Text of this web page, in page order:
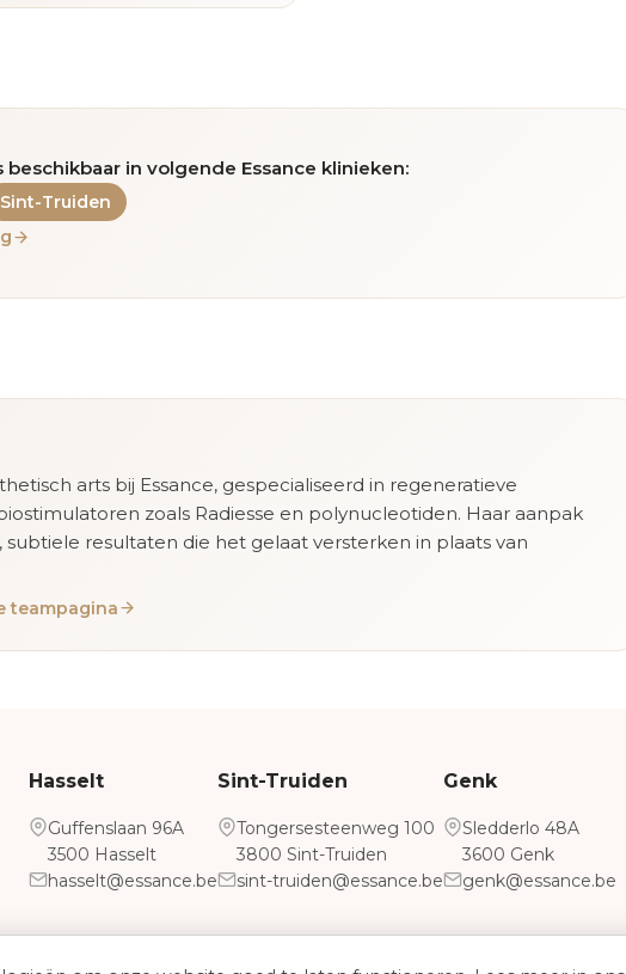
in volgende Essance klinieken:
Sint-Truiden
arts bij Essance, gespecialiseerd in regeneratieve
zoals Radiesse en polynucleotiden. Haar aanpak
subtiele resultaten die het gelaat versterken in plaats van
teampagina
Hasselt
Guffenslaan 96A
3500 Hasselt
hasselt@essance.be
Sint-Truiden
Tongersesteenweg 100
3800 Sint-Truiden
sint-truiden@essance.be
Genk
Sledderlo 48A
3600 Genk
genk@essance.be